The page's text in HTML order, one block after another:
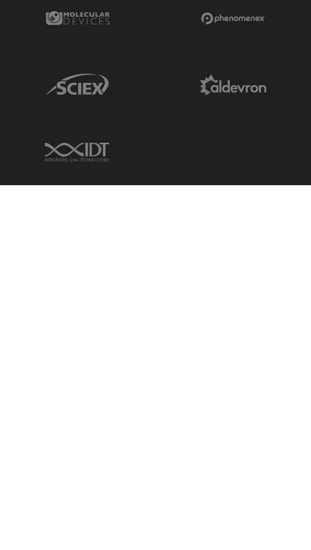
Molecular Devices Link
Sciex Link
IDT Link